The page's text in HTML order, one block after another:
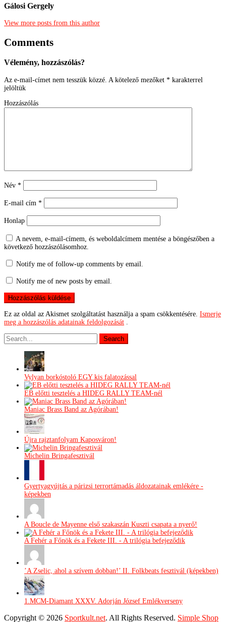
Gálosi Gergely
View more posts from this author
Comments
Vélemény, hozzászólás?
Az e-mail-címet nem tesszük közzé. A kötelező mezőket * karakterrel
jelöltük
Hozzászólás
Név *
E-mail cím *
Honlap
A nevem, e-mail-címem, és weboldalcímem mentése a böngészőben a
következő hozzászólásomhoz.
Notify me of follow-up comments by email.
Notify me of new posts by email.
Ez az oldal az Akismet szolgáltatást használja a spam csökkentésére. Ismerje
meg a hozzászólás adatainak feldolgozását
Vylyan borkóstoló EGY kis falatozással
EB előtti tesztelés a HIDEG RALLY TEAM-nél
Maniac Brass Band az Agórában!
Újra rajztanfolyam Kaposváron!
Michelin Bringafesztivál
Gyertyagyújtás a párizsi terrortámadás áldozatainak emlékére -
képekben
A Boucle de Mayenne első szakaszán Kuszti csapata a nyerő!
A Fehér a Főnök és a Fekete III. - A trilógia befejeződik
’A Zselic, ahol a szívem dobban!’ II. Folkbeats fesztivál (képekben)
1.MCM-Diamant XXXV. Adorján József Emlékverseny
Copyright © 2026 Sportkult.net. All Rights Reserved. Simple Shop